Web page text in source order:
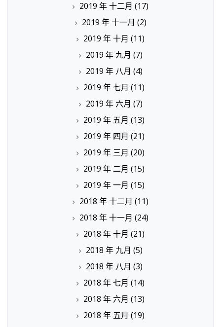
2019 年 十二月 (17)
2019 年 十一月 (2)
2019 年 十月 (11)
2019 年 九月 (7)
2019 年 八月 (4)
2019 年 七月 (11)
2019 年 六月 (7)
2019 年 五月 (13)
2019 年 四月 (21)
2019 年 三月 (20)
2019 年 二月 (15)
2019 年 一月 (15)
2018 年 十二月 (11)
2018 年 十一月 (24)
2018 年 十月 (21)
2018 年 九月 (5)
2018 年 八月 (3)
2018 年 七月 (14)
2018 年 六月 (13)
2018 年 五月 (19)